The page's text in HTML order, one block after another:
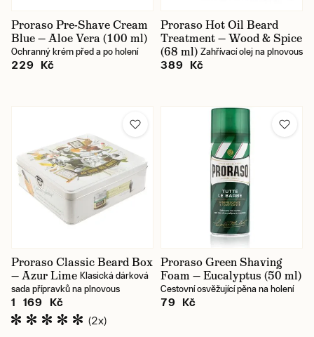
Proraso Pre-Shave Cream
Blue — Aloe Vera (100 ml)
Ochranný krém před a po holení
229 Kč
Proraso Hot Oil Beard
Treatment — Wood & Spice
(68 ml) Zahřívací olej na plnovous
389 Kč
Proraso Classic Beard Box
— Azur Lime Klasická dárková
sada přípravků na plnovous
1 169 Kč
(2x)
Proraso Green Shaving
Foam — Eucalyptus (50 ml)
Cestovní osvěžující pěna na holení
79 Kč